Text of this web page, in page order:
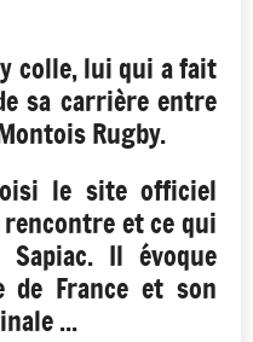
colle, lui qui a fait
sa carrière entre
Rugby.
le site officiel
et ce qui
Il évoque
de France et son
...